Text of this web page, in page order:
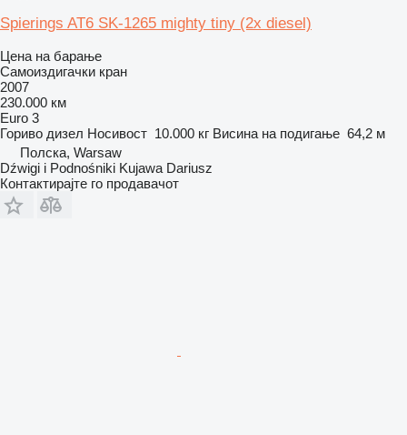
Spierings AT6 SK-1265 mighty tiny (2x diesel)
Цена на барање
Самоиздигачки кран
2007
230.000 км
Euro 3
Гориво дизел Носивост 10.000 кг Висина на подигање 64,2 м
Полска, Warsaw
Dźwigi i Podnośniki Kujawa Dariusz
Контактирајте го продавачот